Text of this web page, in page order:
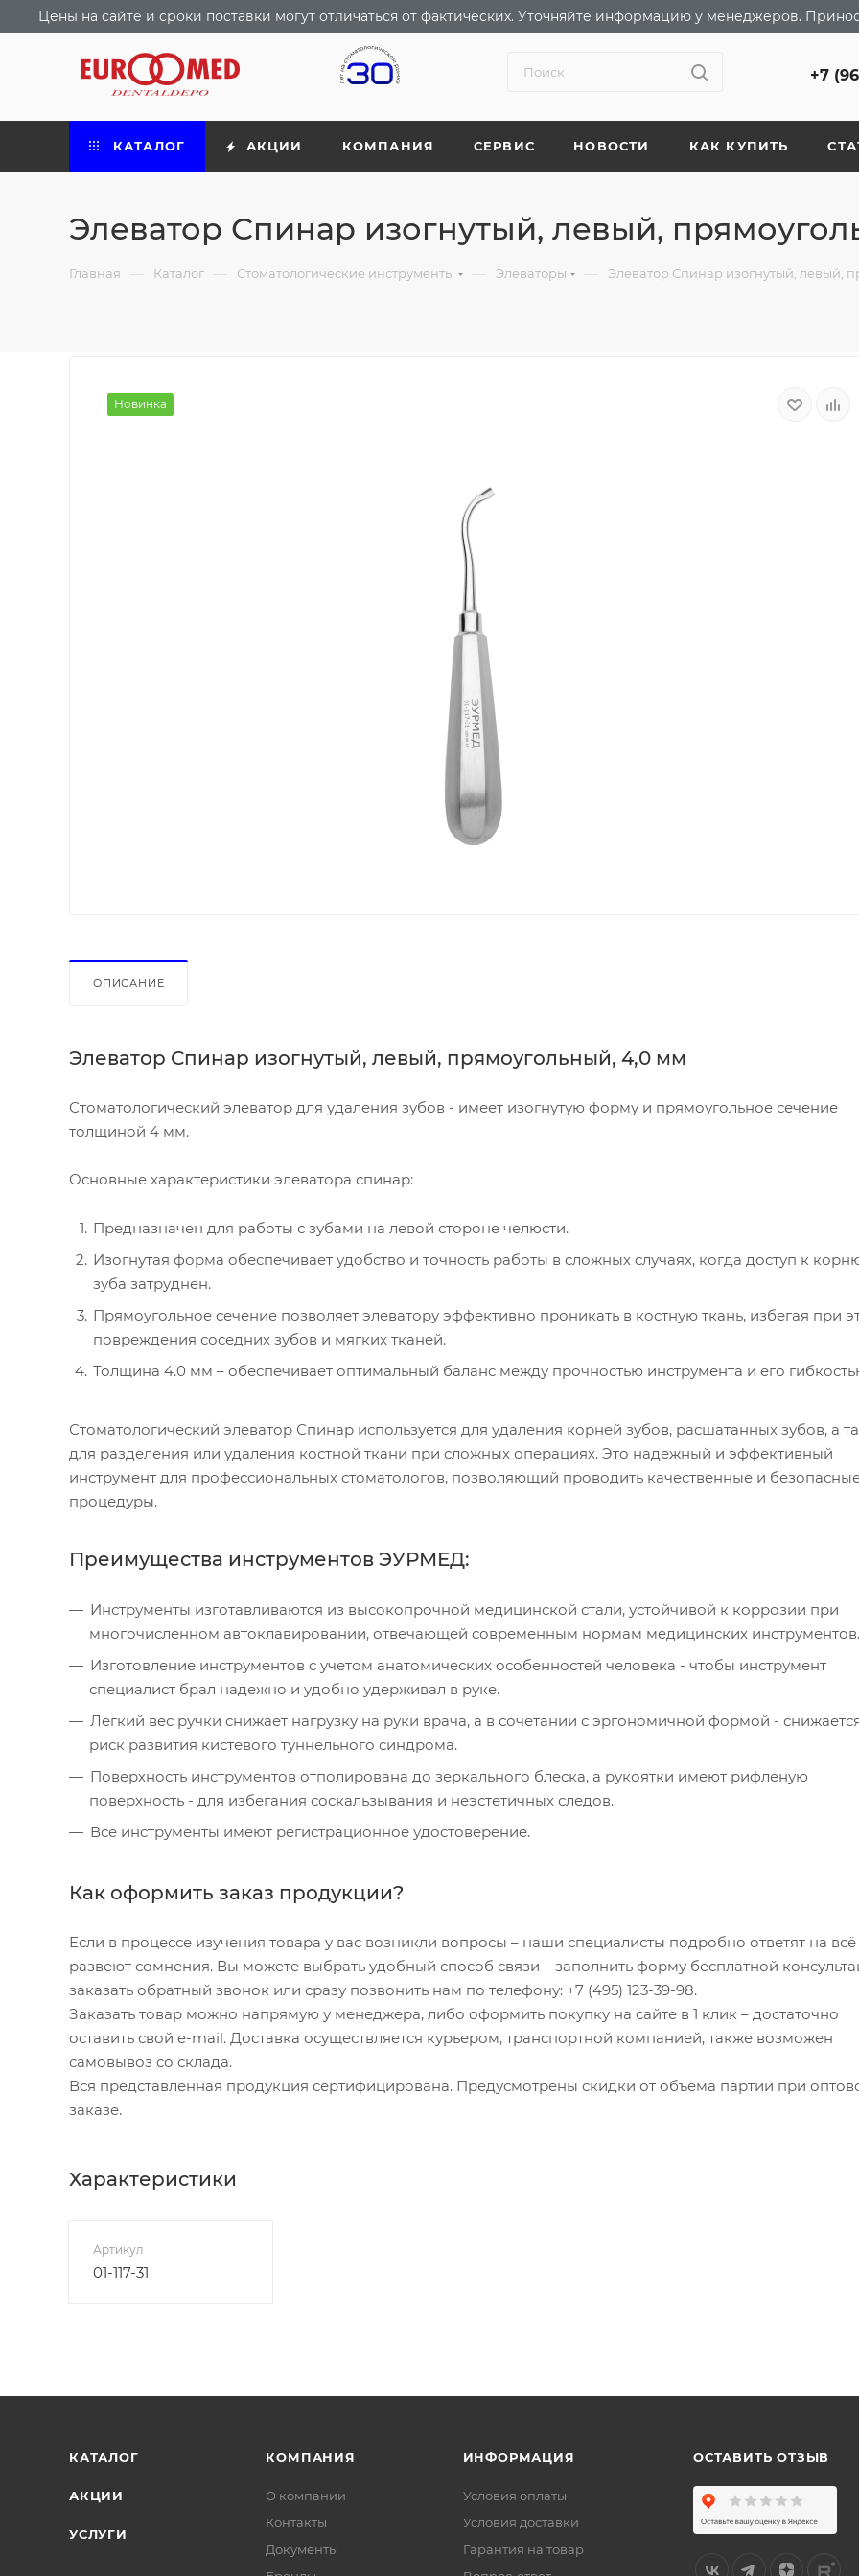
Цены на сайте и сроки поставки могут отличаться от фактических. Уточняйте информацию у менеджеров.
+7
КАТАЛОГ АКЦИИ КОМПАНИЯ СЕРВИС НОВОСТИ КАК КУПИТЬ
Элеватор Спинар изогнутый, левый,
Главная — Каталог — Стоматологические инструменты — Элеваторы — Элеватор Спинар изогнутый, левый,
Новинка
ОПИСАНИЕ
Элеватор Спинар изогнутый, левый, прямоугольный, 4,0 мм
Стоматологический элеватор для удаления зубов - имеет изогнутую форму и прямоугольное сечение
толщиной 4 мм.
Основные характеристики элеватора спинар:
Предназначен для работы с зубами на левой стороне челюсти.
Изогнутая форма обеспечивает удобство и точность работы в сложных случаях, когда доступ к
зуба затруднен.
Прямоугольное сечение позволяет элеватору эффективно проникать в костную ткань, избегая при
повреждения соседних зубов и мягких тканей.
Толщина 4.0 мм – обеспечивает оптимальный баланс между прочностью инструмента и его
Стоматологический элеватор Спинар используется для удаления корней зубов, расшатанных зубов, а
для разделения или удаления костной ткани при сложных операциях. Это надежный и эффективный
инструмент для профессиональных стоматологов, позволяющий проводить качественные и
процедуры.
Преимущества инструментов ЭУРМЕД:
Инструменты изготавливаются из высокопрочной медицинской стали, устойчивой к коррозии при
многочисленном автоклавировании, отвечающей современным нормам медицинских инструментов.
Изготовление инструментов с учетом анатомических особенностей человека - чтобы инструмент
специалист брал надежно и удобно удерживал в руке.
Легкий вес ручки снижает нагрузку на руки врача, а в сочетании с эргономичной формой -
риск развития кистевого туннельного синдрома.
Поверхность инструментов отполирована до зеркального блеска, а рукоятки имеют рифленую
поверхность - для избегания соскальзывания и неэстетичных следов.
Все инструменты имеют регистрационное удостоверение.
Как оформить заказ продукции?
Если в процессе изучения товара у вас возникли вопросы – наши специалисты подробно ответят на
развеют сомнения. Вы можете выбрать удобный способ связи – заполнить форму бесплатной
заказать обратный звонок или сразу позвонить нам по телефону: +7 (495) 123-39-98.
Заказать товар можно напрямую у менеджера, либо оформить покупку на сайте в 1 клик – достаточно
оставить свой e-mail. Доставка осуществляется курьером, транспортной компанией, также возможен
самовывоз со склада.
Вся представленная продукция сертифицирована. Предусмотрены скидки от объема партии при
заказе.
Характеристики
Артикул
01-117-31
КАТАЛОГ
АКЦИИ
УСЛУГИ
КОМПАНИЯ
О компании
Контакты
Документы
ИНФОРМАЦИЯ
Условия оплаты
Условия доставки
Гарантия на товар
ОСТАВИТЬ ОТЗЫВ